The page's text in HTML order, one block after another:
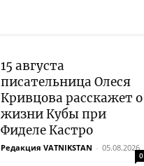
15 августа
писательница Олеся
Кривцова расскажет о
жизни Кубы при
Фиделе Кастро
Редакция VATNIKSTAN - 05.08.2026
0